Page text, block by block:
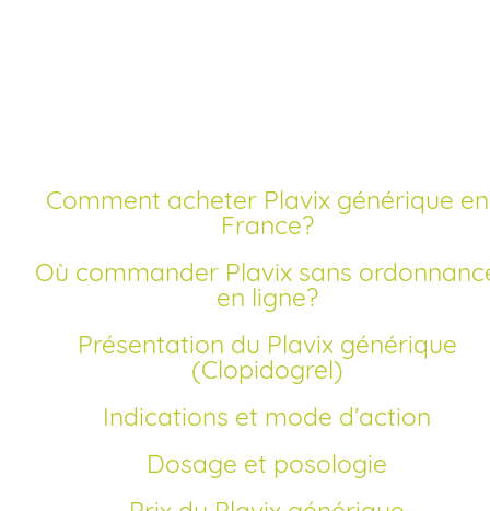
Comment acheter Plavix générique en
France?
Où commander Plavix sans ordonnance
en ligne?
Présentation du Plavix générique
(Clopidogrel)
Indications et mode d’action
Dosage et posologie